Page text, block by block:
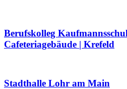
Berufskolleg
Cafeteriagebäude | Krefeld
Stadthalle Lohr am Main